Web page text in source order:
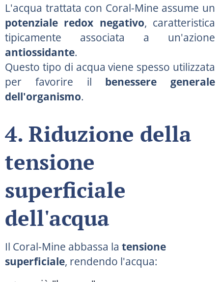
L'acqua trattata con Coral-Mine assume un
potenziale redox negativo, caratteristica
tipicamente associata a un'azione
antiossidante.
Questo tipo di acqua viene spesso utilizzata
per favorire il benessere generale
dell'organismo.
4. Riduzione della
tensione
superficiale
dell'acqua
Il Coral-Mine abbassa la tensione
superficiale, rendendo l'acqua: